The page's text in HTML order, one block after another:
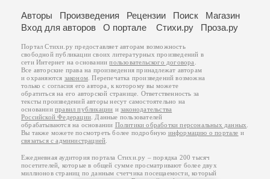
Авторы Произведения Рецензии Поиск
Магазин
Вход для авторов
О портале Стихи.ру Проза.ру
Портал Стихи.ру предоставляет авторам возможность
свободной публикации своих литературных произведений в
сети Интернет на основаниипользовательского договора
Все авторские права на произведения принадлежат авторам
и охраняются законом . Перепечатка произведений возможна
только с согласия его автора, к которому вы можете
обратиться на его авторской странице. Ответственность за
тексты произведений авторы несут самостоятельно на
основанииправил публикации изаконодательства
Российской Федерации . Данные пользователей
обрабатываются на основании Политики обработки персональных данных
Вы также можете посмотреть более подробную информацию о портале и
связаться с администрацией
Ежедневная аудитория портала Стихи.ру – порядка 200 тысяч
посетителей, которые в общей сумме просматривают более двух
миллионов страниц по данным счетчика посещаемости, который